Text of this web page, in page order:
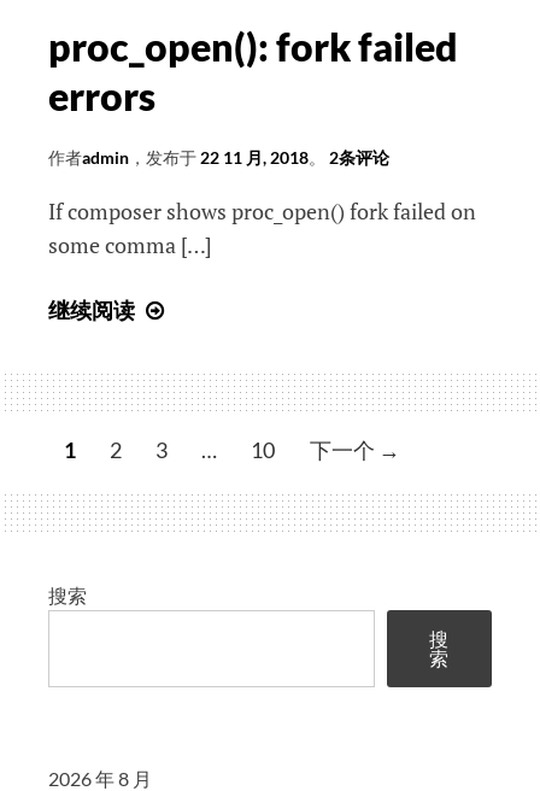
关
难
症
proc_open(): fork failed
errors
作者admin ，发布于 22 11 月, 2018。 2条评论
If composer shows proc_open() fork failed on
some comma […]
继续阅读
failed
errors
文
导
1 2 3 … 10 下一个 →
搜索
搜
索
2026 年 8 月